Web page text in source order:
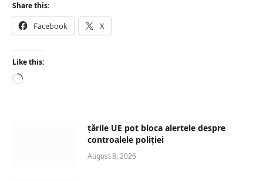
Share this:
Facebook X
Like this:
L
țările UE pot bloca alertele despre
controalele poliției
August 8, 2026